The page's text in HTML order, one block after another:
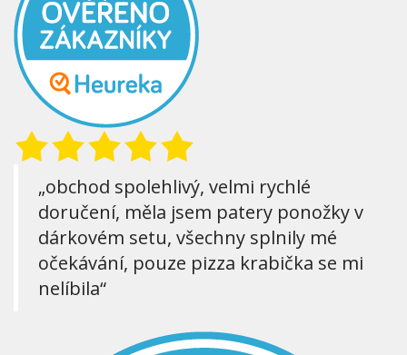
„obchod spolehlivý, velmi rychlé
doručení, měla jsem patery ponožky v
dárkovém setu, všechny splnily mé
očekávání, pouze pizza krabička se mi
nelíbila“